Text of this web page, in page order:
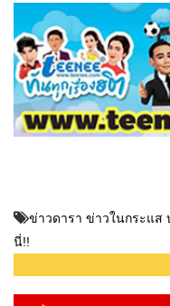
ข่าวดารา ข่าวในกระแส
นี่!!